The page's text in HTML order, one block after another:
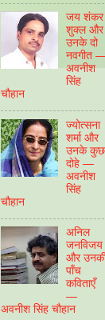
जय शंकर
शुक्ल और
उनके दो
नवगीत
अवनीश
सिंह
चौहान
ज्योत्सना
शर्मा और
उनके कुछ
दोहे —
अवनीश
सिंह
चौहान
अनिल
जनविजय
और
पाँच
कविताएँ
—
अवनीश सिंह चौहान